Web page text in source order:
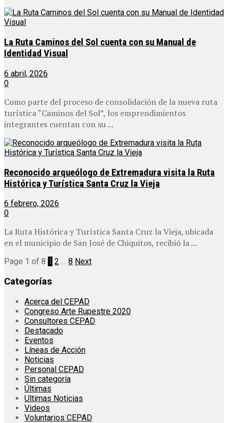
La Ruta Caminos del Sol cuenta con su Manual de
Identidad Visual
6 abril, 2026
0
Como parte del proceso de consolidación de la nueva ruta
turística “Caminos del Sol”, los emprendimientos
integrantes cuentan con su ...
Reconocido arqueólogo de Extremadura visita la Ruta
Histórica y Turística Santa Cruz la Vieja
6 febrero, 2026
0
La Ruta Histórica y Turística Santa Cruz la Vieja, ubicada
en el municipio de San José de Chiquitos, recibió la ...
Page 1 of 8 1 2 … 8 Next
Categorías
Acerca del CEPAD
Congreso Arte Rupestre 2020
Consultores CEPAD
Destacado
Eventos
Líneas de Acción
Noticias
Personal CEPAD
Sin categoría
Últimas
Ultimas Noticias
Videos
Voluntarios CEPAD